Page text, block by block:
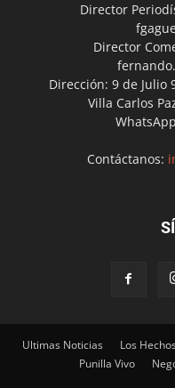
Director
Director
Dirección: 9 de Julio
Villa Carlos
Contáctanos:
Ultimas Noticias Los
Punilla Vivo